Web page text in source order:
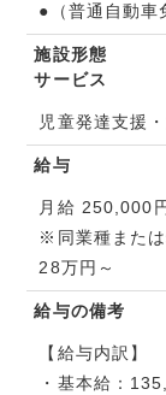
●（普通自動
施設形態
サービス
児童発達支援
給与
月給 250,000
※同業種また
28万円～
給与の備考
【給与内訳】
・基本給：